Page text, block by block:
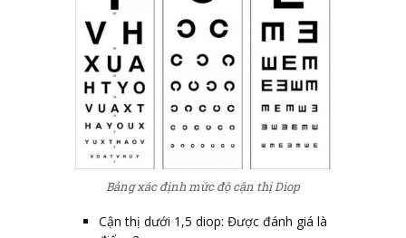
Bảng xác định mức độ cận thị Diop
Cận thị dưới 1,5 diop: Được đánh giá là